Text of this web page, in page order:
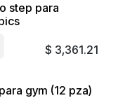
step para
$ 3,361.21
gym (12 pza)